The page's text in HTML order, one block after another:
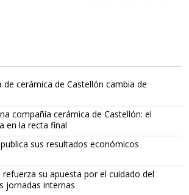
de cerámica de Castellón cambia de
compañía cerámica de Castellón: el
en la recta final
sus resultados económicos
refuerza su apuesta por el cuidado del
jornadas internas